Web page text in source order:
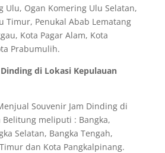
Ulu, Ogan Komering Ulu Selatan,
Timur, Penukal Abab Lematang
Kota Pagar Alam, Kota
Prabumulih.
di Lokasi Kepulauan
Souvenir Jam Dinding di
Belitung meliputi : Bangka,
Selatan, Bangka Tengah,
dan Kota Pangkalpinang.